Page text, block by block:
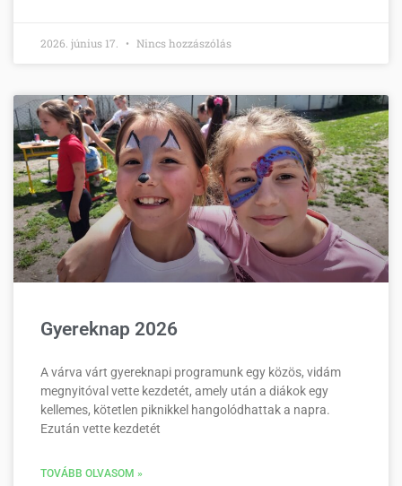
2026. június 17. Nincs hozzászólás
Gyereknap 2026
A várva várt gyereknapi programunk egy közös, vidám
megnyitóval vette kezdetét, amely után a diákok egy
kellemes, kötetlen piknikkel hangolódhattak a napra.
Ezután vette kezdetét
TOVÁBB OLVASOM »